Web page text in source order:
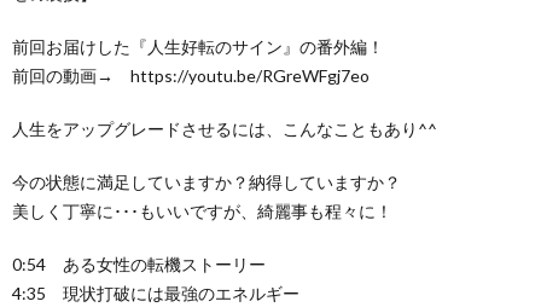
前回お届けした『人生好転のサイン』の番外編！
前回の動画→ https://youtu.be/RGreWFgj7eo
人生をアップグレードさせるには、こんなこともあり^^
今の状態に満足していますか？納得していますか？
美しく丁寧に･･･もいいですが、綺麗事も程々に！
0:54 ある女性の転機ストーリー
4:35 現状打破には最強のエネルギー